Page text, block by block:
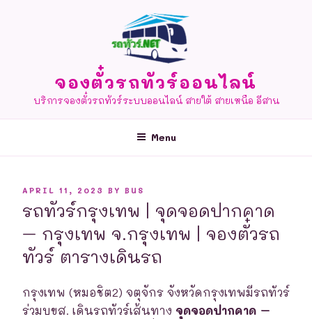
จองตั๋วรถทัวร์ออนไลน์
บริการจองตั๋วรถทัวร์ระบบออนไลน์ สายใต้ สายเหนือ อีสาน
Menu
POSTED
APRIL 11, 2023 BY BUS
รถทัวร์กรุงเทพ | จุดจอดปากคาด
– กรุงเทพ จ.กรุงเทพ | จองตั๋วรถ
ทัวร์ ตารางเดินรถ
กรุงเทพ (หมอชิต2) จตุจักร จังหวัดกรุงเทพมีรถทัวร์
ร่วมบขส. เดินรถทัวร์เส้นทาง จุดจอดปากคาด –